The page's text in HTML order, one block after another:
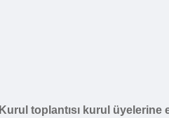
Kurul toplantısı kurul